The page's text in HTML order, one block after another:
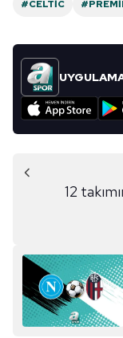
#CELTIC
12